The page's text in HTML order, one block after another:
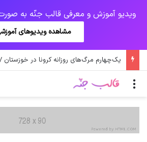
ویدیو آموزش و معرفی قالب جنّه به صورت کامل
مشاهده ویدیوهای
اولیانوف: صدور قطعنامه‌های علیه ایران
منو